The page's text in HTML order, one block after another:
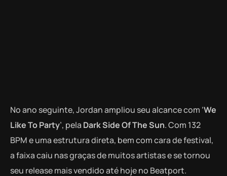
No ano seguinte, Jordan ampliou seu alcance com ‘We
Like To Party’, pela Dark Side Of The Sun. Com 132
BPM e uma estrutura direta, bem com cara de festival,
a faixa caiu nas graças de muitos artistas e se tornou
seu release mais vendido até hoje no Beatport.